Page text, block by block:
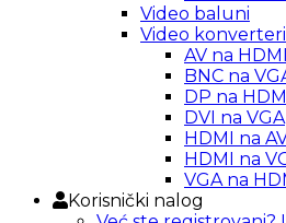
Video baluni
Video konverteri
AV na HDMI
BNC na
DP na
DVI na VGA
HDMI na
HDMI na
VGA na
Korisnički nalog